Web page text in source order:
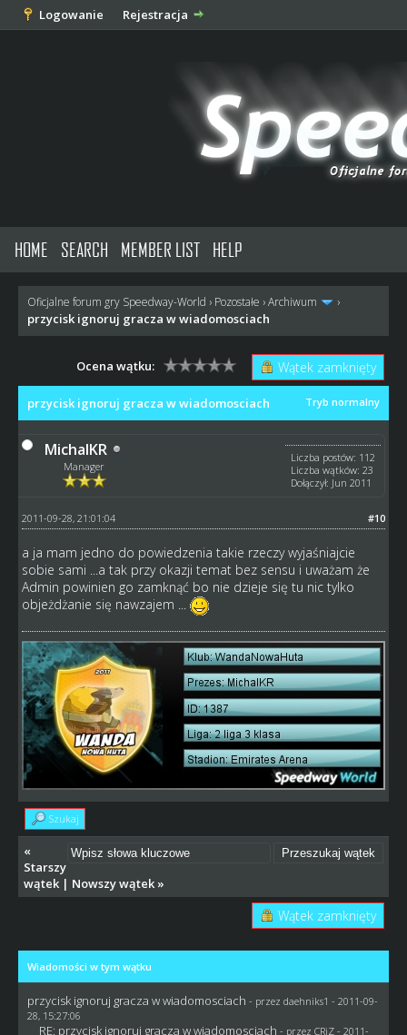
Logowanie Rejestracja
HOME SEARCH MEMBER LIST HELP
Oficjalne forum gry Speedway-World › Pozostałe ›Archiwum ›
przycisk ignoruj gracza w wiadomosciach
Wątek zamknięty
Ocena wątku:
Tryb normalny
przycisk ignoruj gracza w wiadomosciach
MichalKR
Manager
Liczba postów: 112
Liczba wątków: 23
Dołączył: Jun 2011
#10
2011-09-28, 21:01:04
a ja mam jedno do powiedzenia takie rzeczy wyjaśniajcie
sobie sami ...a tak przy okazji temat bez sensu i uważam że
Admin powinien go zamknąć bo nie dzieje się tu nic tylko
objeżdżanie się nawzajem ...
Szukaj
«
Starszy
wątek| Nowszy wątek»
Wątek zamknięty
Wiadomości w tym wątku
przycisk ignoruj gracza w wiadomosciach - przez daehniks1 - 2011-09-
28, 15:27:06
RE: przycisk ignoruj gracza w wiadomosciach - przez CRiZ- 2011-